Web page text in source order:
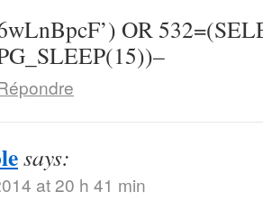
OR
says:
at 20 h 41 min